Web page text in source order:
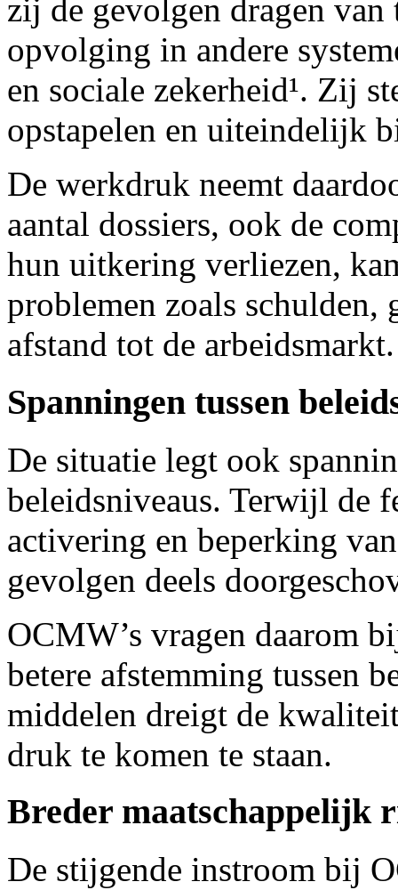
zij de gevolgen dragen
opvolging in andere
en sociale zekerheid¹. Zij
opstapelen en uiteindelijk
De werkdruk neemt
aantal dossiers, ook de
hun uitkering verliezen,
problemen zoals schulden,
afstand tot de arbeidsmarkt.
Spanningen tussen
De situatie legt ook
beleidsniveaus. Terwijl de
activering en beperking
gevolgen deels
OCMW’s vragen daarom
betere afstemming tussen
middelen dreigt de
druk te komen te staan.
Breder maatschappelijk
De stijgende instroom bij